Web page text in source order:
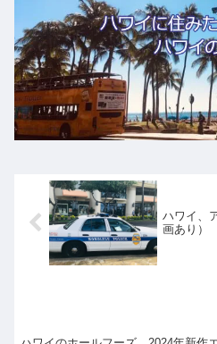
ハワイ、
画あり）